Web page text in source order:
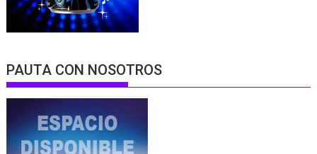
PAUTA CON NOSOTROS